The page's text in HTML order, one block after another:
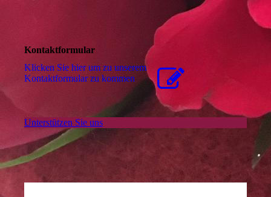
Kontaktformular
Klicken Sie hier um zu unserem
Kon­takt­for­mu­lar zu kommen
Unterstützen Sie uns